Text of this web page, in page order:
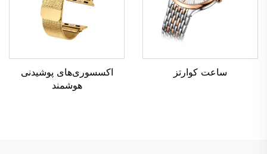
ساعت کوارتز
اکسسوری‌های پوشیدنی
هوشمند